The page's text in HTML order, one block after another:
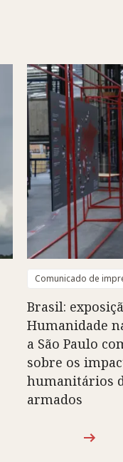
Comunicado de
Brasil:
Humanidade
a São Paulo
sobre os
humanitários
armados